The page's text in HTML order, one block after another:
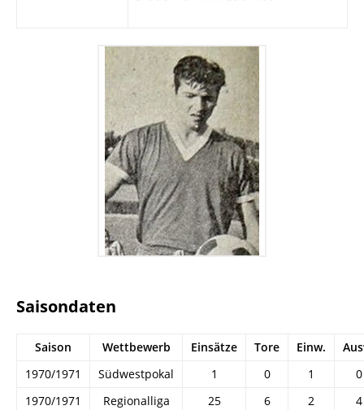
Saisondaten
Saison Wettbewerb Einsätze Tore Einw.
1970/1971
Südwestpokal 1 0 1
0
1970/1971
Regionalliga
25 6 2 4